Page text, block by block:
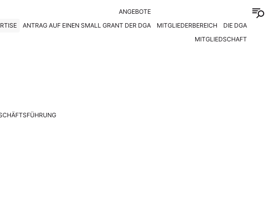
ANGEBOTE
ANTRAG AUF EINEN SMALL GRANT DER DGA
MITGLIEDERBEREICH
DIE DGA
MITGLIEDSCHAFT